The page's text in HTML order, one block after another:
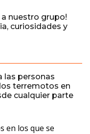
a nuestro grupo!
curiosidades y
las personas
terremotos en
cualquier parte
en los que se